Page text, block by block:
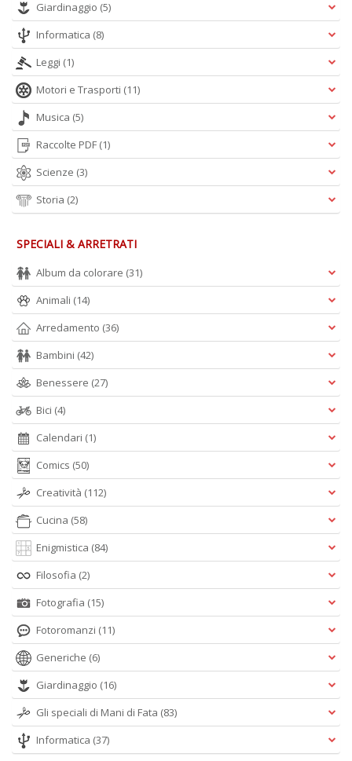
Giardinaggio (5)
Informatica (8)
Leggi (1)
Motori e Trasporti (11)
Musica (5)
Raccolte PDF (1)
Scienze (3)
Storia (2)
SPECIALI & ARRETRATI
Album da colorare (31)
Animali (14)
Arredamento (36)
Bambini (42)
Benessere (27)
Bici (4)
Calendari (1)
Comics (50)
Creatività (112)
Cucina (58)
Enigmistica (84)
Filosofia (2)
Fotografia (15)
Fotoromanzi (11)
Generiche (6)
Giardinaggio (16)
Gli speciali di Mani di Fata (83)
Informatica (37)